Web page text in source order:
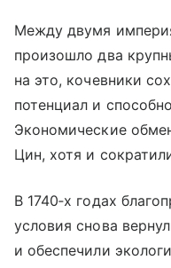
Между двумя
произошло два
на это, кочевники
потенциал и
Экономические
Цин, хотя и
В 1740‑х годах
условия снова
и обеспечили